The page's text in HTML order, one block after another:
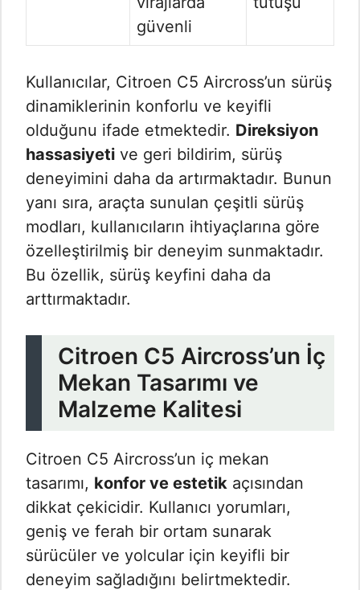
güvenli
Kullanıcılar, Citroen C5 Aircross’un sürüş
dinamiklerinin konforlu ve keyifli
olduğunu ifade etmektedir. Direksiyon
hassasiyeti ve geri bildirim, sürüş
deneyimini daha da artırmaktadır. Bunun
yanı sıra, araçta sunulan çeşitli sürüş
modları, kullanıcıların ihtiyaçlarına göre
özelleştirilmiş bir deneyim sunmaktadır.
Bu özellik, sürüş keyfini daha da
arttırmaktadır.
Citroen C5 Aircross’un İç
Mekan Tasarımı ve
Malzeme Kalitesi
Citroen C5 Aircross’un iç mekan
tasarımı, konfor ve estetik açısından
dikkat çekicidir. Kullanıcı yorumları,
geniş ve ferah bir ortam sunarak
sürücüler ve yolcular için keyifli bir
deneyim sağladığını belirtmektedir.